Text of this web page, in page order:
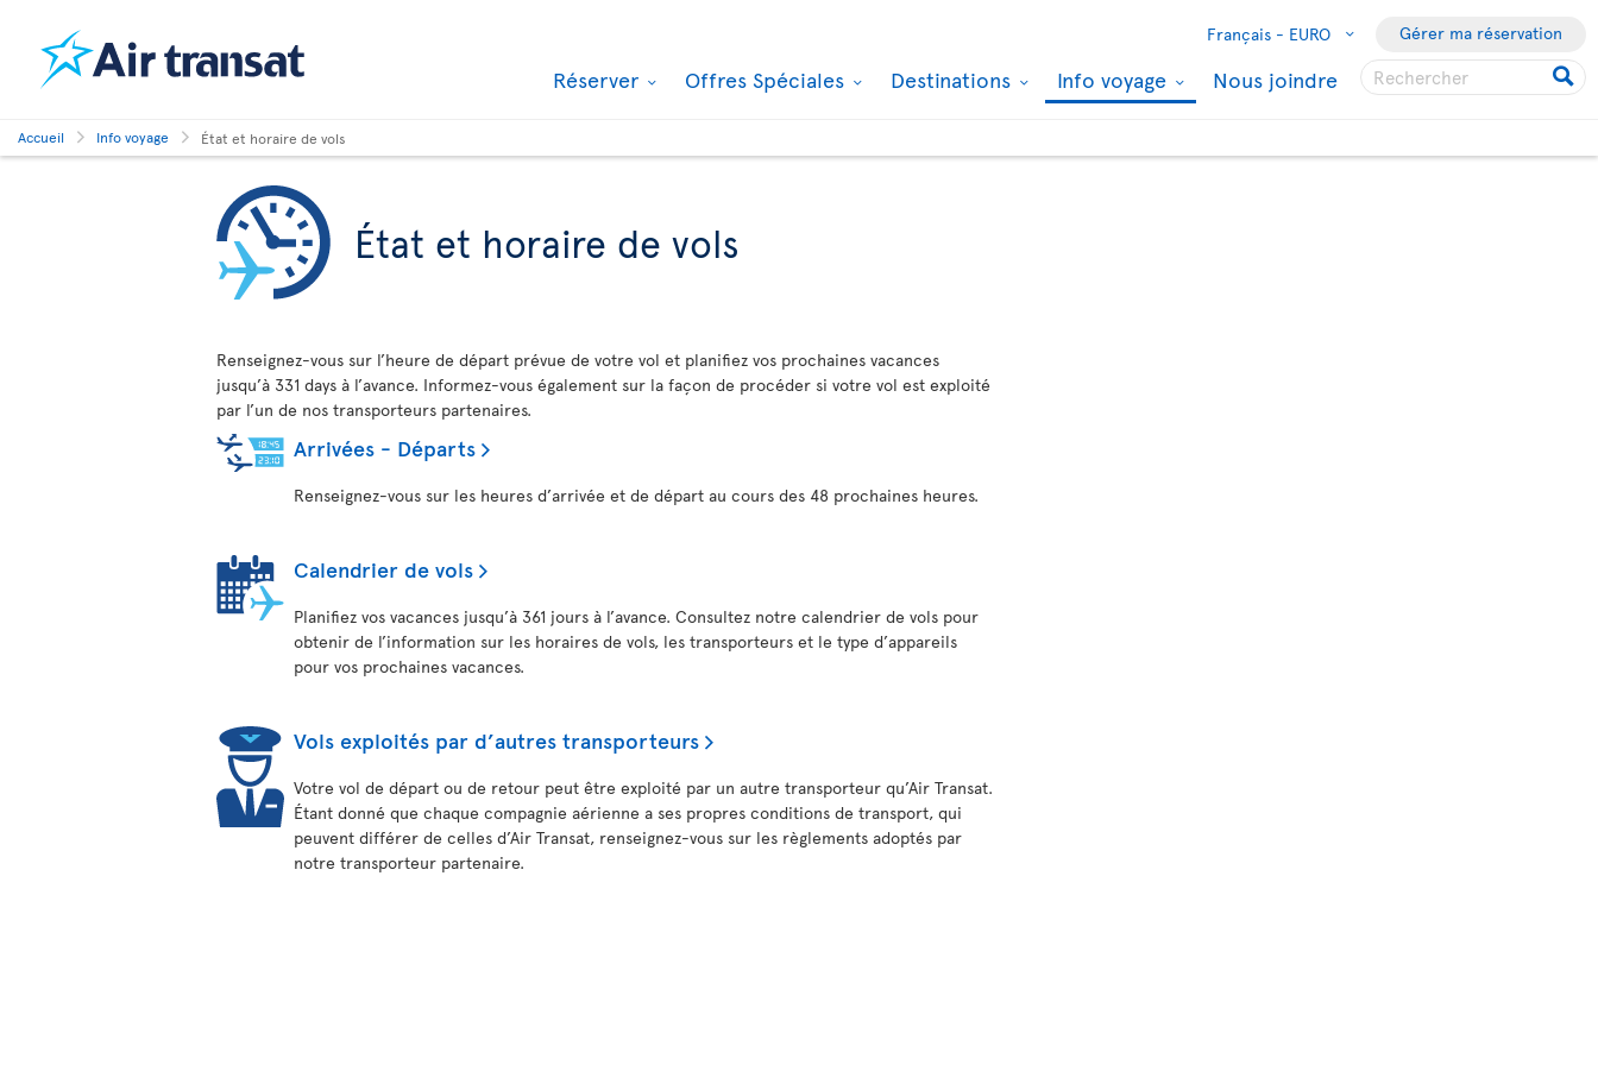
Français - EURO Gérer ma réservation
Réserver Offres Spéciales Destinations Info voyage Nous joindre
Accueil Info voyage État et horaire de vols
État et horaire de vols
Renseignez-vous sur l’heure de départ prévue de votre vol et planifiez vos prochaines vacances
jusqu’à 331 days à l’avance. Informez-vous également sur la façon de procéder si votre vol est exploité
par l’un de nos transporteurs partenaires.
Arrivées - Départs
Renseignez-vous sur les heures d’arrivée et de départ au cours des 48 prochaines heures.
Calendrier de vols
Planifiez vos vacances jusqu’à 361 jours à l’avance. Consultez notre calendrier de vols pour
obtenir de l’information sur les horaires de vols, les transporteurs et le type d’appareils
pour vos prochaines vacances.
Vols exploités par d’autres transporteurs
Votre vol de départ ou de retour peut être exploité par un autre transporteur qu’Air Transat.
Étant donné que chaque compagnie aérienne a ses propres conditions de transport, qui
peuvent différer de celles d’Air Transat, renseignez-vous sur les règlements adoptés par
notre transporteur partenaire.